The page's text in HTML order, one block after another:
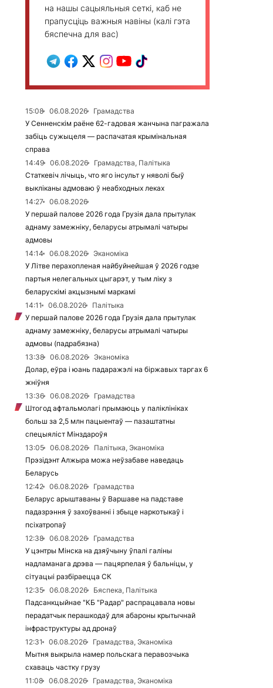
на нашы сацыяльныя сеткі, каб не
прапусціць важныя навіны (калі гэта
бяспечна для вас)
15:08 06.08.2026
Грамадства
У Сенненскім раёне 62-гадовая жанчына пагражала
забіць сужыцеля — распачатая крымінальная
справа
14:49
06.08.2026
Грамадства, Палітыка
Статкевіч лічыць, что яго інсульт у няволі быў
выкліканы адмоваю ў неабходных леках
14:27
06.08.2026
У першай палове 2026 года Грузія дала прытулак
аднаму замежніку, беларусы атрымалі чатыры
адмовы
14:14
06.08.2026
Эканоміка
У Літве перахопленая найбуйнейшая ў 2026 годзе
партыя нелегальных цыгарэт, у тым ліку з
беларускімі акцызнымі маркамі
14:11
06.08.2026
Палітыка
У першай палове 2026 года Грузія дала прытулак
аднаму замежніку, беларусы атрымалі чатыры
адмовы (падрабязна)
13:38
06.08.2026
Эканоміка
Долар, еўра і юань падаражэлі на біржавых таргах 6
жніўня
13:36
06.08.2026
Грамадства
Штогод афтальмолагі прымаюць у паліклініках
больш за 2,5 млн пацыентаў — пазаштатны
спецыяліст Мінздароўя
13:05
06.08.2026
Палітыка, Эканоміка
Прэзідэнт Алжыра можа неўзабаве наведаць
Беларусь
12:42
06.08.2026
Грамадства
Беларус арыштаваны ў Варшаве на падставе
падазрэння ў захоўванні і збыце наркотыкаў і
псіхатропаў
12:38
06.08.2026
Грамадства
У цэнтры Мінска на дзяўчыну ўпалі галіны
надламанага дрэва — пацярпелая ў бальніцы, у
сітуацыі разбіраецца СК
12:35
06.08.2026
Бяспека, Палітыка
Падсанкцыйнае "КБ "Радар" распрацавала новы
перадатчык перашкодаў для абароны крытычнай
інфраструктуры ад дронаў
12:31
06.08.2026
Грамадства, Эканоміка
Мытня выкрыла намер польскага перавозчыка
схаваць частку грузу
11:08
06.08.2026
Грамадства, Эканоміка